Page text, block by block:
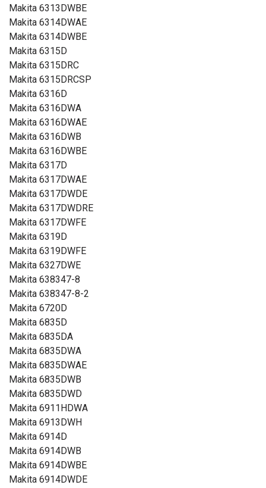
Makita 6313DWBE
Makita 6314DWAE
Makita 6314DWBE
Makita 6315D
Makita 6315DRC
Makita 6315DRCSP
Makita 6316D
Makita 6316DWA
Makita 6316DWAE
Makita 6316DWB
Makita 6316DWBE
Makita 6317D
Makita 6317DWAE
Makita 6317DWDE
Makita 6317DWDRE
Makita 6317DWFE
Makita 6319D
Makita 6319DWFE
Makita 6327DWE
Makita 638347-8
Makita 638347-8-2
Makita 6720D
Makita 6835D
Makita 6835DA
Makita 6835DWA
Makita 6835DWAE
Makita 6835DWB
Makita 6835DWD
Makita 6911HDWA
Makita 6913DWH
Makita 6914D
Makita 6914DWB
Makita 6914DWBE
Makita 6914DWDE